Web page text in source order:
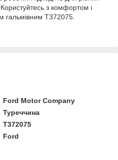
з комфортом і
гальмівним T372075.
Ford Motor Company
Туреччина
T372075
Ford